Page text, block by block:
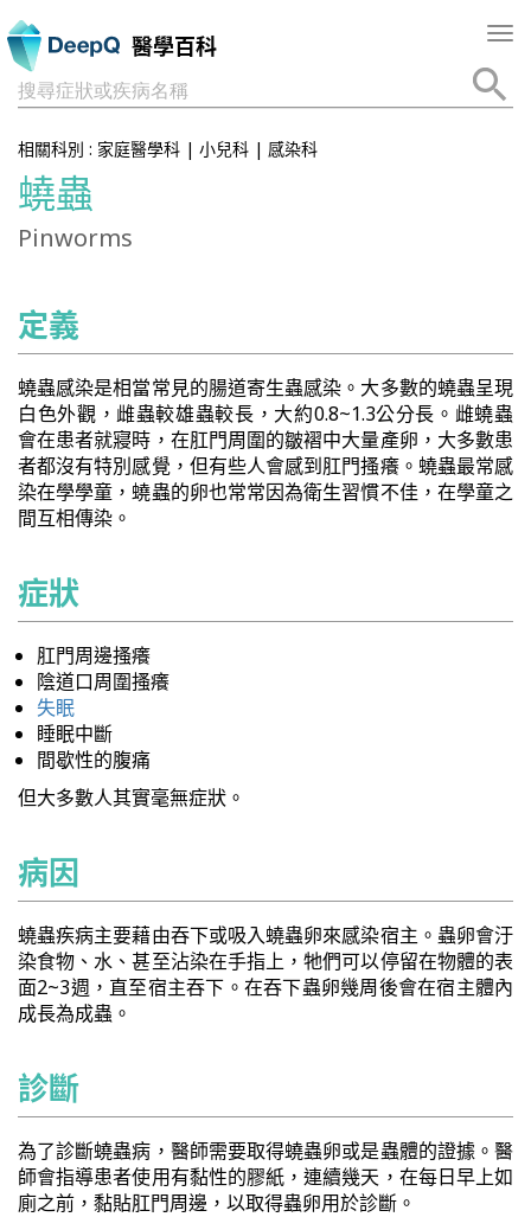
醫學百科
搜尋症狀或疾病名稱
相關科別 : 家庭醫學科 | 小兒科 | 感染科
蟯蟲
Pinworms
定義
蟯蟲感染是相當常見的腸道寄生蟲感染。大多數的蟯蟲呈現
白色外觀，雌蟲較雄蟲較長，大約0.8~1.3公分長。雌蟯蟲
會在患者就寢時，在肛門周圍的皺褶中大量產卵，大多數患
者都沒有特別感覺，但有些人會感到肛門搔癢。蟯蟲最常感
染在學學童，蟯蟲的卵也常常因為衛生習慣不佳，在學童之
間互相傳染。
症狀
肛門周邊搔癢
陰道口周圍搔癢
失眠
睡眠中斷
間歇性的腹痛
但大多數人其實毫無症狀。
病因
蟯蟲疾病主要藉由吞下或吸入蟯蟲卵來感染宿主。蟲卵會汙
染食物、水、甚至沾染在手指上，牠們可以停留在物體的表
面2~3週，直至宿主吞下。在吞下蟲卵幾周後會在宿主體內
成長為成蟲。
診斷
為了診斷蟯蟲病，醫師需要取得蟯蟲卵或是蟲體的證據。醫
師會指導患者使用有黏性的膠紙，連續幾天，在每日早上如
廁之前，黏貼肛門周邊，以取得蟲卵用於診斷。